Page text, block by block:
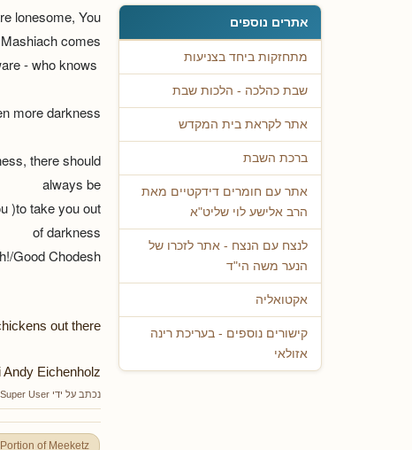
אתרים נוספים
מתחזקות ביחד בצניעות
שבת כהלכה - הלכות שבת
אתר לקראת בית המקדש
ברכת השבת
אתר עם חומרים דידקטיים מאת
הרב אלישע לוי שליט"א
לנצח עם הנצח - אתר לזכרו של
הנער משה הי"ד
אקטואליה
קישורים נוספים - בעריכת רינה
אזולאי
lonesome, You
comes?
more darkness.
there should
always be
)to take you out
of darkness
Good Chodesh!
out there!
Andy Eichenholz
נכתב על ידי Super User
Portion of Meeketz